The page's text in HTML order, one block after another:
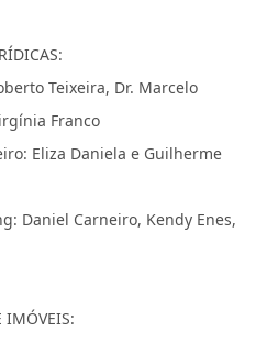
Teixeira, Dr. Marcelo
Franco
Eliza Daniela e Guilherme
Daniel Carneiro, Kendy Enes,
IMÓVEIS: